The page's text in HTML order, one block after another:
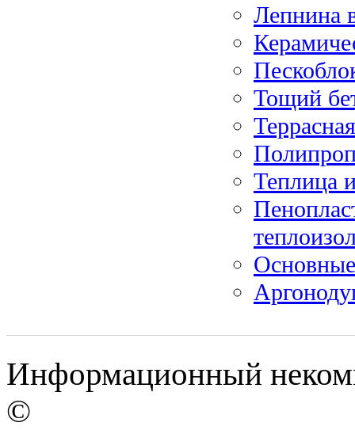
Лепнина
Тощий
Теплица
Информационный
©